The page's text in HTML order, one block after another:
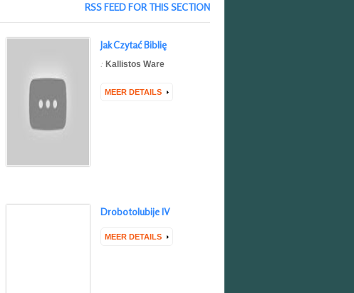
RSS FEED FOR THIS SECTION
Jak Czytać Biblię
: Kallistos Ware
MEER DETAILS
Drobotolubije IV
MEER DETAILS